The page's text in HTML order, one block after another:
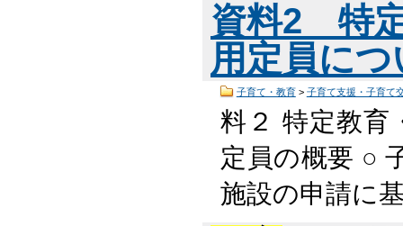
資料2 特
用定員に
子育て・教育> 子育て支援・子育て
料２ 特定教育
定員の概要 ○
施設の申請に